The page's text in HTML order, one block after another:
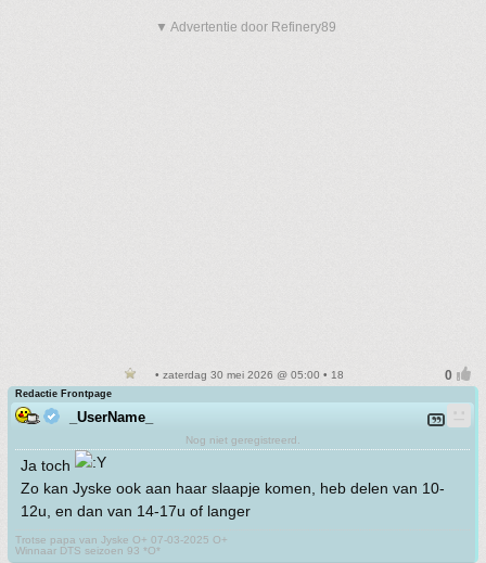
▼ Advertentie door Refinery89
• zaterdag 30 mei 2026 @ 05:00 • 18
Redactie Frontpage
_UserName_
Nog niet geregistreerd.
Ja toch
Zo kan Jyske ook aan haar slaapje komen, heb delen van 10-
12u, en dan van 14-17u of langer
Trotse papa van Jyske O+ 07-03-2025 O+
Winnaar DTS seizoen 93 *O*